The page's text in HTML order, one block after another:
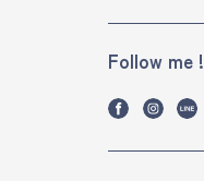
Follow me !